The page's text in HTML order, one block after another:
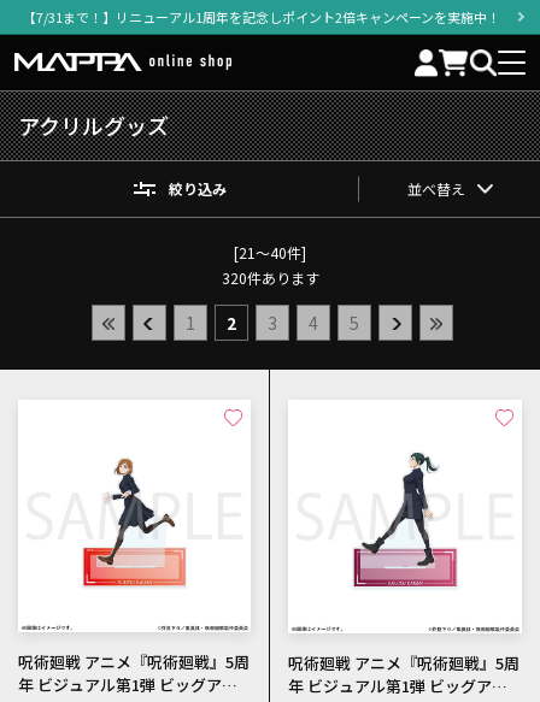
【7/31まで！】リニューアル1周年を記念しポイント2倍キャンペーンを実施中！
アクリルグッズ
絞り込み 並べ替え
[21～40件]
320件あります
1 2 3 4 5
呪術廻戦 アニメ『呪術廻戦』5周
年 ビジュアル第1弾 ビッグアク
呪術廻戦 アニメ『呪術廻戦』5周
年 ビジュアル第1弾 ビッグアク